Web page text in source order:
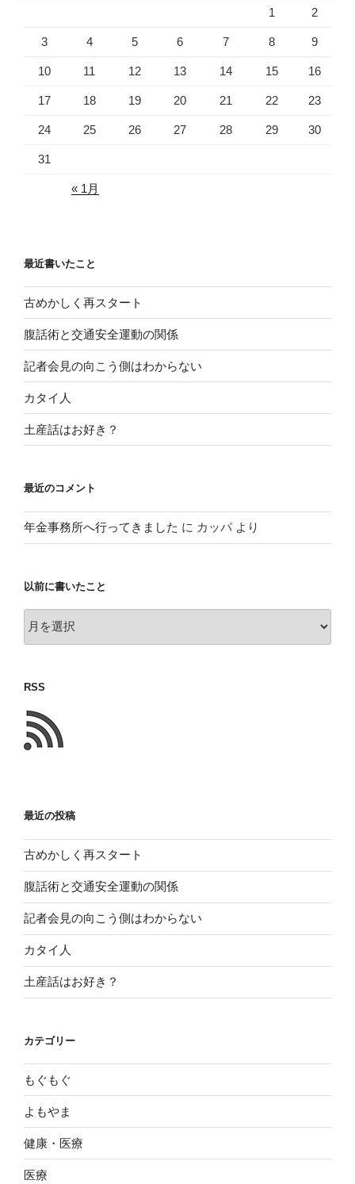
1 2
3 4 5 6 7 8 9
10 11 12 13 14 15 16
17 18 19 20 21 22 23
24 25 26 27 28 29 30
31
« 1月
最近書いたこと
古めかしく再スタート
腹話術と交通安全運動の関係
記者会見の向こう側はわからない
カタイ人
土産話はお好き？
最近のコメント
年金事務所へ行ってきました に カッパより
以前に書いたこと
前
い
た
こ
と
RSS
最近の投稿
古めかしく再スタート
腹話術と交通安全運動の関係
記者会見の向こう側はわからない
カタイ人
土産話はお好き？
カテゴリー
もぐもぐ
よもやま
健康・医療
医療